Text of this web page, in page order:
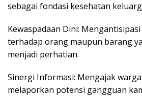
sebagai fondasi kesehatan
​Kewaspadaan Dini:
terhadap orang maupun barang
menjadi perhatian.
​Sinergi Informasi: Mengajak
melaporkan potensi gangguan